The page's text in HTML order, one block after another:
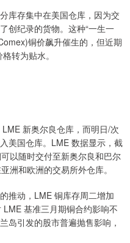
库存集中在美国仓库，因为交
创纪录的货物。这种“一生一
铜价飙升催生的，但近期
转为贴水。
新奥尔良仓库，而明日/次
美国仓库。LME 数据显示，截
以随时交付至新奥尔良和巴尔
洲和欧洲的交易所外仓库。
推动，LME 铜库存周二增加
基准三月期铜合约影响不
岛引发的股市普遍抛售影响，